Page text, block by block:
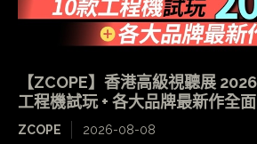
【ZCOPE】香港高級視聽展
工程機試玩 + 各大品牌最新作全
ZCOPE 2026-08-08